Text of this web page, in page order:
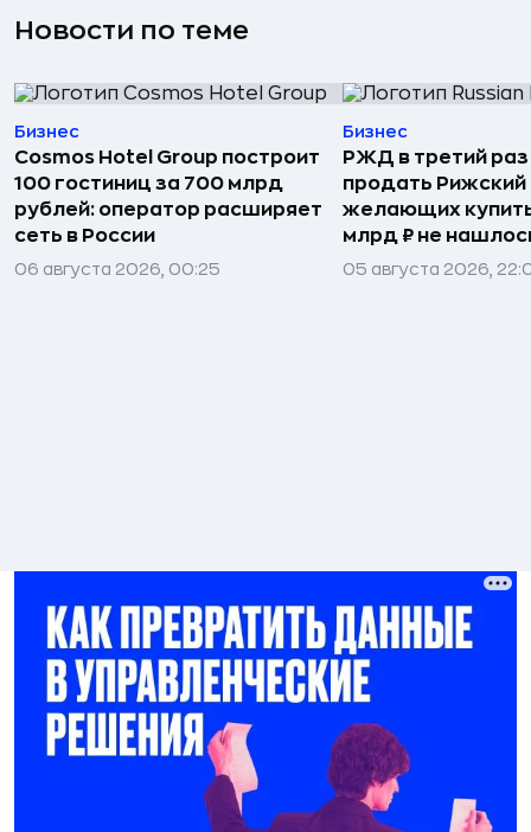
Новости по теме
Бизнес
Cosmos Hotel Group построит
100 гостиниц за 700 млрд
рублей: оператор расширяет
сеть в России
06 августа 2026, 00:25
Бизнес
РЖД в третий
продать Рижский
желающих
млрд ₽ не
05 августа 2026,